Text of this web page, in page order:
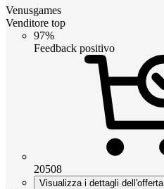
Venusgames
Venditore top
97%
Feedback positivo
20508
Visualizza i dettagli dell'offerta